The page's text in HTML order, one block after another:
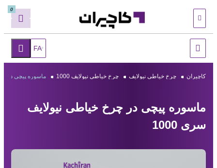
0
FA
کاچیران چرخ خیاطی نیولایف چرخ خیاطی نیولایف 1000 ماسوره پیچی در
ماسوره پیچی در چرخ خیاطی نیولایف
سری 1000